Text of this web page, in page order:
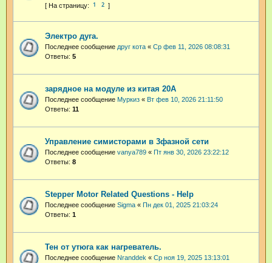
1 2
Электро дуга.
Последнее сообщение друг кота « Ср фев 11, 2026 08:08:31
Ответы: 5
зарядное на модуле из китая 20А
Последнее сообщение Муркиз « Вт фев 10, 2026 21:11:50
Ответы: 11
Управление симисторами в 3фазной сети
Последнее сообщение vanya789 « Пт янв 30, 2026 23:22:12
Ответы: 8
Stepper Motor Related Questions - Help
Последнее сообщение Sigma « Пн дек 01, 2025 21:03:24
Ответы: 1
Тен от утюга как нагреватель.
Последнее сообщение Nranddek « Ср ноя 19, 2025 13:13:01